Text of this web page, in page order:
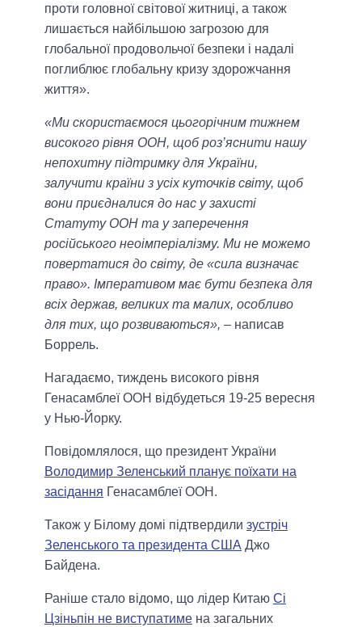
проти головної світової житниці, а також
лишається найбільшою загрозою для
глобальної продовольчої безпеки і надалі
поглиблює глобальну кризу здорожчання
життя».
«Ми скористаємося цьогорічним тижнем
високого рівня ООН, щоб роз’яснити нашу
непохитну підтримку для України,
залучити країни з усіх куточків світу, щоб
вони приєдналися до нас у захисті
Статуту ООН та у заперечення
російського неоімперіалізму. Ми не можемо
повертатися до світу, де «сила визначає
право». Імперативом має бути безпека для
всіх держав, великих та малих, особливо
для тих, що розвиваються», – написав
Боррель.
Нагадаємо, тиждень високого рівня
Генасамблеї ООН відбудеться 19-25 вересня
у Нью-Йорку.
Повідомлялося, що президент України
Володимир Зеленський планує поїхати на
засідання Генасамблеї ООН.
Також у Білому домі підтвердили зустріч
Зеленського та президента США Джо
Байдена.
Раніше стало відомо, що лідер Китаю Сі
Цзіньпін не виступатиме на загальних